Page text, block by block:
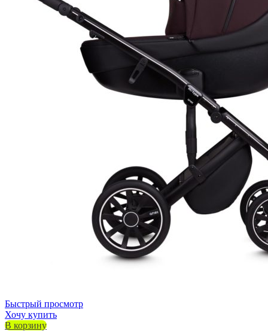
Быстрый просмотр
Хочу купить
В корзину